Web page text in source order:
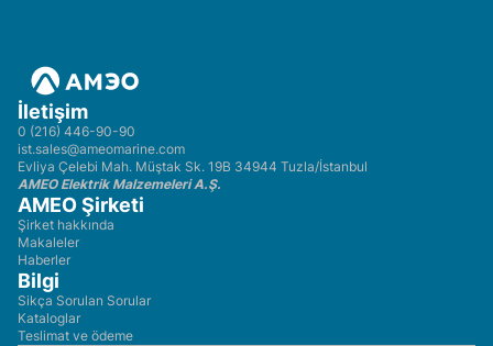
İletişim
0 (216) 446-90-90
ist.sales@ameomarine.com
Evliya Çelebi Mah. Müştak Sk. 19B 34944 Tuzla/İstanbul
AMEO Elektrik Malzemeleri A.Ş.
AMEO Şirketi
Şirket hakkında
Makaleler
Haberler
Bilgi
Sikça Sorulan Sorular
Kataloglar
Teslimat ve ödeme